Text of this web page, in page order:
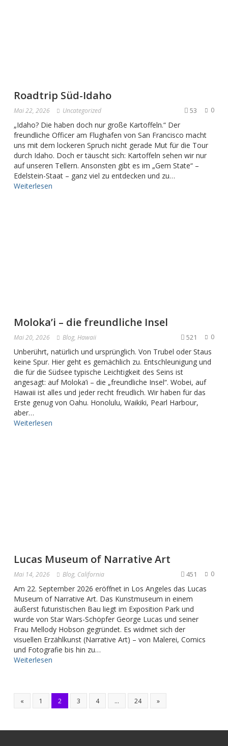
Roadtrip Süd-Idaho
Mai 22, 2026 Uncategorized 0
53
„Idaho? Die haben doch nur große Kartoffeln.“ Der
freundliche Officer am Flughafen von San Francisco macht
uns mit dem lockeren Spruch nicht gerade Mut für die Tour
durch Idaho. Doch er täuscht sich: Kartoffeln sehen wir nur
auf unseren Tellern. Ansonsten gibt es im „Gem State“ –
Edelstein-Staat – ganz viel zu entdecken und zu…
Weiterlesen
Moloka’i – die freundliche Insel
Mai 20, 2026 Blog, Hawaii 0
521
Unberührt, natürlich und ursprünglich. Von Trubel oder Staus
keine Spur. Hier geht es gemächlich zu. Entschleunigung und
die für die Südsee typische Leichtigkeit des Seins ist
angesagt: auf Moloka’i – die „freundliche Insel“. Wobei, auf
Hawaii ist alles und jeder recht freudlich. Wir haben für das
Erste genug von Oahu. Honolulu, Waikiki, Pearl Harbour,
aber…
Weiterlesen
Lucas Museum of Narrative Art
Mai 14, 2026 Blog, California 0
451
Am 22. September 2026 eröffnet in Los Angeles das Lucas
Museum of Narrative Art. Das Kunstmuseum in einem
äußerst futuristischen Bau liegt im Exposition Park und
wurde von Star Wars-Schöpfer George Lucas und seiner
Frau Mellody Hobson gegründet. Es widmet sich der
visuellen Erzählkunst (Narrative Art) – von Malerei, Comics
und Fotografie bis hin zu…
Weiterlesen
« 1 2 3 4 … 24 »